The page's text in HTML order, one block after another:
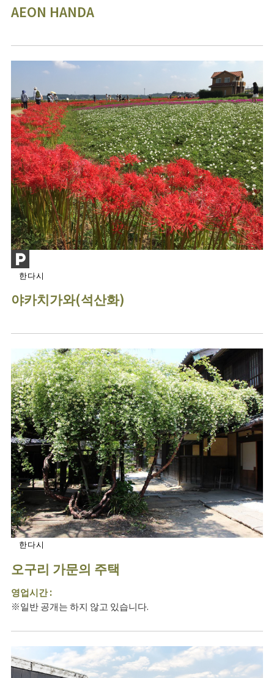
AEON HANDA
한다시
야카치가와(석산화)
한다시
오구리 가문의 주택
영업시간 :
※일반 공개는 하지 않고 있습니다.